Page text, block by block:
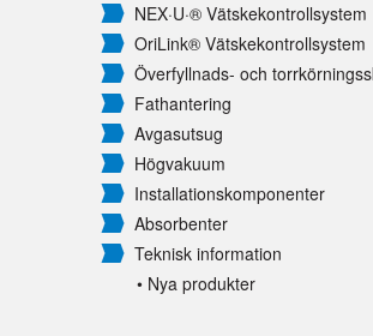
NEX·U·® Vätskekontrollsystem
OriLink® Vätskekontrollsystem
Överfyllnads- och
Fathantering
Avgasutsug
Högvakuum
Installationskomponenter
Absorbenter
Teknisk information
• Nya produkter